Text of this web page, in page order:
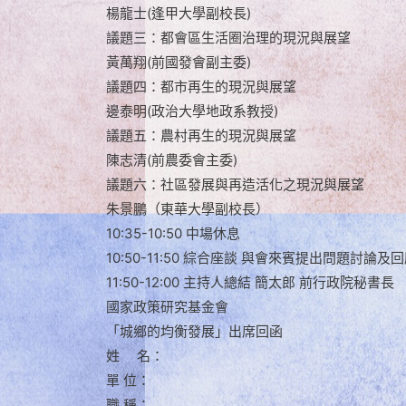
楊龍士(逢甲大學副校長)
議題三：都會區生活圈治理的現況與展望
黃萬翔(前國發會副主委)
議題四：都市再生的現況與展望
邊泰明(政治大學地政系教授)
議題五：農村再生的現況與展望
陳志清(前農委會主委)
議題六：社區發展與再造活化之現況與展望
朱景鵬（東華大學副校長）
10:35-10:50 中場休息
10:50-11:50 綜合座談 與會來賓提出問題討論及
11:50-12:00 主持人總結 簡太郎 前行政院秘書長
國家政策研究基金會
「城鄉的均衡發展」出席回函
姓 名：
單 位：